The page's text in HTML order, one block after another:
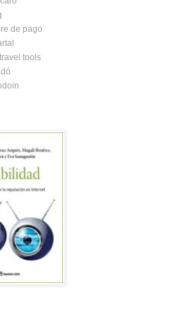
de pago
tools